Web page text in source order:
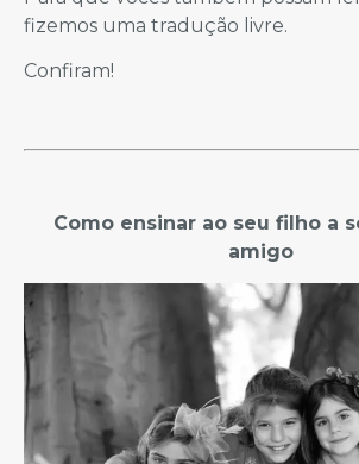
fizemos uma tradução livre.
Confiram!
Como ensinar ao seu filho a
amigo